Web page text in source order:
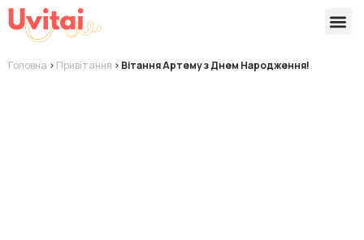
Головна > Привітання > Вітання Артему з Днем Народження!